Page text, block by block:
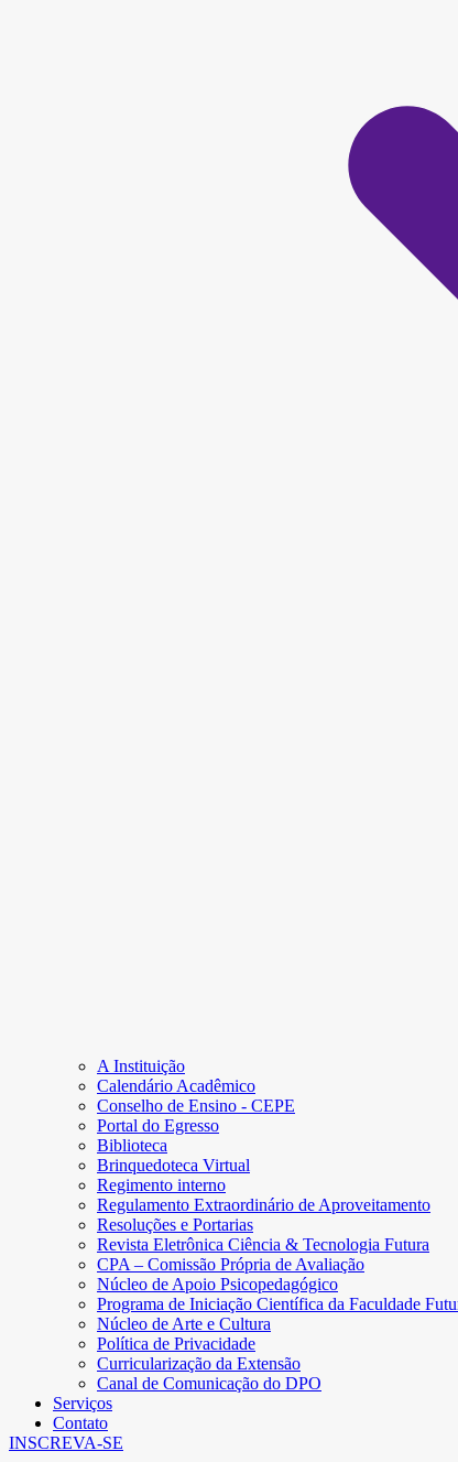
A Instituição
Calendário Acadêmico
Conselho de Ensino - CEPE
Portal do Egresso
Biblioteca
Brinquedoteca Virtual
Regimento interno
Regulamento Extraordinário de Aproveitamento
Resoluções e Portarias
Revista Eletrônica Ciência & Tecnologia Futura
CPA – Comissão Própria de Avaliação
Núcleo de Apoio Psicopedagógico
Programa de Iniciação Científica da Faculdade
Núcleo de Arte e Cultura
Política de Privacidade
Curricularização da Extensão
Canal de Comunicação do DPO
Serviços
Contato
INSCREVA-SE